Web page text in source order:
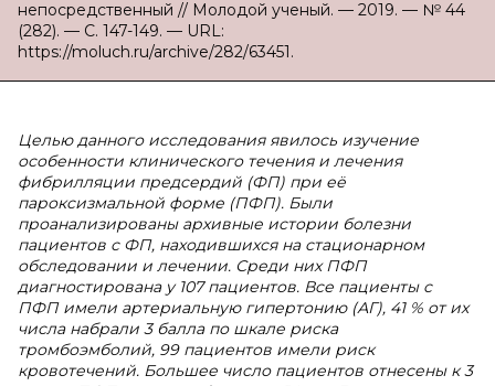
непосредственный // Молодой ученый. — 2019. — № 44
(282). — С. 147-149. — URL:
https://moluch.ru/archive/282/63451.
Целью данного исследования явилось изучение
особенности клинического течения и лечения
фибрилляции предсердий (ФП) при её
пароксизмальной форме (ПФП). Были
проанализированы архивные истории болезни
пациентов с ФП, находившихся на стационарном
обследовании и лечении. Среди них ПФП
диагностирована у 107 пациентов. Все пациенты с
ПФП имели артериальную гипертонию (АГ), 41 % от их
числа набрали 3 балла по шкале риска
тромбоэмболий, 99 пациентов имели риск
кровотечений. Большее число пациентов отнесены к 3